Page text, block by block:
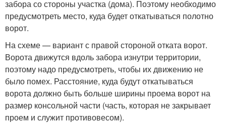
забора со стороны участка (дома). Поэтому необходимо
предусмотреть место, куда будет откатываться полотно
ворот.
На схеме — вариант с правой стороной отката ворот.
Ворота движутся вдоль забора изнутри территории,
поэтому надо предусмотреть, чтобы их движению не
было помех. Расстояние, куда будут откатываться
ворота должно быть больше ширины проема ворот на
размер консольной части (часть, которая не закрывает
проем и служит противовесом).